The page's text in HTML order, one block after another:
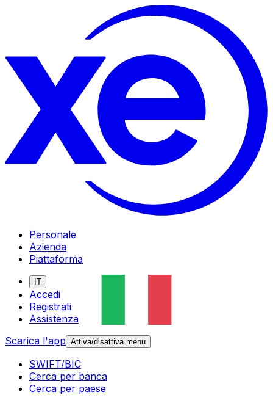
Personale
Azienda
Piattaforma
IT
Accedi
Registrati
Assistenza
Scarica l'app Attiva/disattiva menu
SWIFT/BIC
Cerca per banca
Cerca per paese